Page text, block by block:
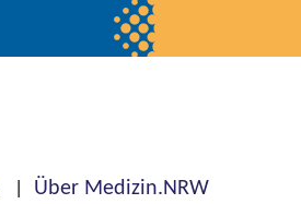
Über Medizin.NRW